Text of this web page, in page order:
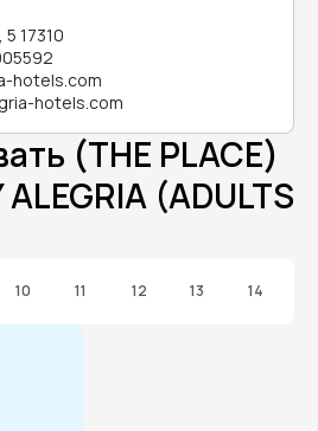
5 17310
hotels.com
hotels.com
(THE PLACE)
ALEGRIA (ADULTS
10 11 12 13 14